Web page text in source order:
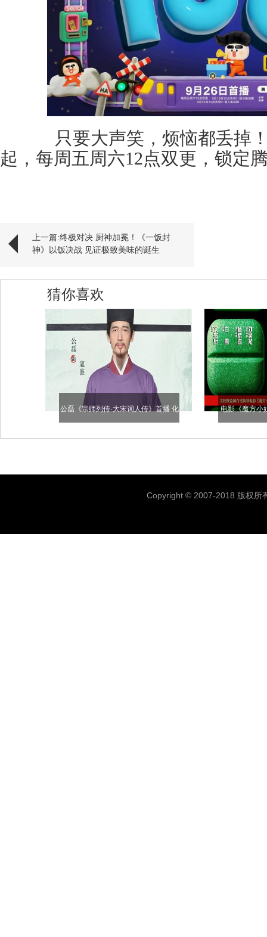
只要大声笑，烦恼都丢掉！
起，每周五周六12点双更，锁定
上一篇:终极对决 厨神加冕！《一饭封
神》以饭决战 见证极致美味的诞生
猜你喜欢
公磊《宗师列传·大宋词人传》首播 化
身名相一同见证中华文脉
电影《魔方小
琼刘昊然转动
Copyright © 2007-2018 版权所